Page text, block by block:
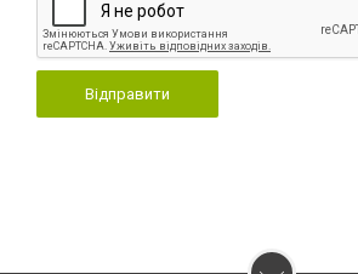
Відправити